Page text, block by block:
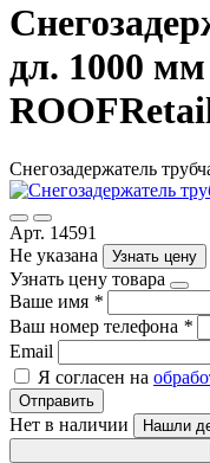
дл. 1000 мм
Снегозадержатель
Арт. 14591
Не указана
Узнать цену
Узнать цену товара
Ваше имя *
Ваш номер телефона *
Email
Я согласен на
Отправить
Нет в наличии
Нашли